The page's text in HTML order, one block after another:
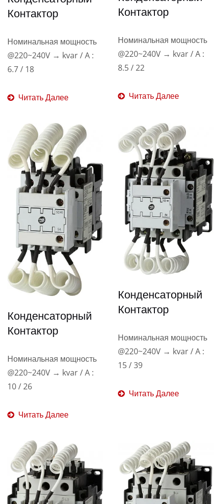
Контактор
Номинальная мощность
@220~240V → kvar / A :
6.7 / 18
Читать Далее
Контактор
Номинальная мощность
@220~240V → kvar / A :
8.5 / 22
Читать Далее
Конденсаторный
Контактор
Номинальная мощность
@220~240V → kvar / A :
10 / 26
Читать Далее
Конденсаторный
Контактор
Номинальная мощность
@220~240V → kvar / A :
15 / 39
Читать Далее